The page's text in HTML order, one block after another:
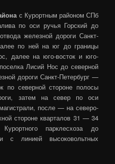
с Курортным районом СПб
по оси ручья Горский до
железной дороги Санкт-
по ней на юг до границы
далее на юго-восток и юго-
Лисий Нос до северной
дороги Санкт-Петербург —
по северной стороне полосы
затем на север по оси
после — на северо-
стороне кварталов 31 — 34
Курортного парклесхоза до
с линией высоковольтных